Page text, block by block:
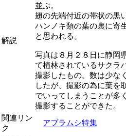
解説
並ぶ。
翅の先端付近の帯状の黒
ハンノキ類の葉の裏に寄
と思われる。
写真は８月２８日に静岡
て植林されているサクラ
撮影したもの。数は少な
したが、撮影の為に葉を
でいってしまうことが多
撮影することができた。
関連リン
ク
アブラムシ特集